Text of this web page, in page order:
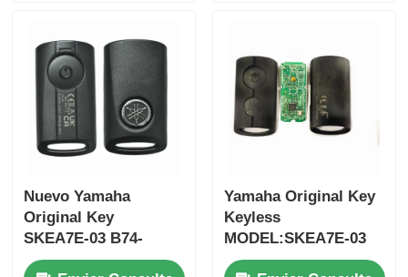
Inicio
Productos
Videos
Nuevo Yamaha
Original Key
SKEA7E-03 B74-
H6261-02 662F-
Yamaha Original Key
Keyless
MODEL:SKEA7E-03
Para Yamaha llave